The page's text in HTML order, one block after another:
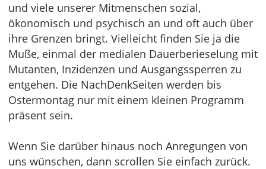
und viele unserer Mitmenschen sozial,
ökonomisch und psychisch an und oft auch über
ihre Grenzen bringt. Vielleicht finden Sie ja die
Muße, einmal der medialen Dauerberieselung mit
Mutanten, Inzidenzen und Ausgangssperren zu
entgehen. Die NachDenkSeiten werden bis
Ostermontag nur mit einem kleinen Programm
präsent sein.
Wenn Sie darüber hinaus noch Anregungen von
uns wünschen, dann scrollen Sie einfach zurück.